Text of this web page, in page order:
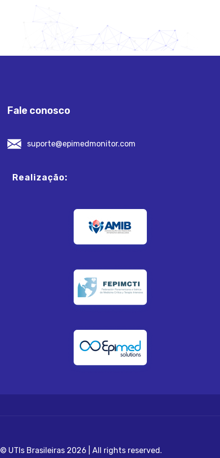
Fale conosco
suporte@epimedmonitor.com
Realização:
© UTIs Brasileiras 2026 | All rights reserved.